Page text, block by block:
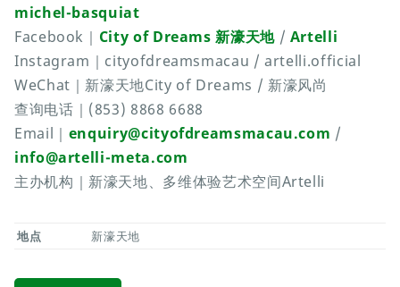
michel-basquiat
Facebook｜ City of Dreams 新濠天地/ Artelli
Instagram｜cityofdreamsmacau / artelli.official
WeChat｜新濠天地City of Dreams / 新濠风尚
查询电话｜(853) 8868 6688
Email｜ enquiry@cityofdreamsmacau.com /
info@artelli-meta.com
主办机构｜新濠天地、多维体验艺术空间Artelli
地点 新濠天地